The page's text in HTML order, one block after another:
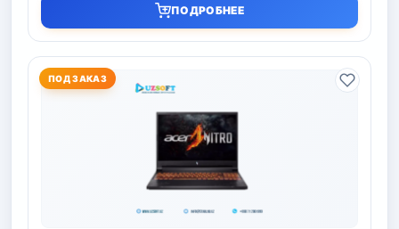
ПОДРОБНЕЕ
ПОД ЗАКАЗ